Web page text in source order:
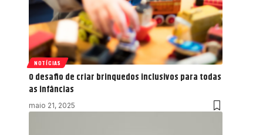
NOTÍCIAS
O desafio de criar brinquedos inclusivos para todas
as infâncias
maio 21, 2025